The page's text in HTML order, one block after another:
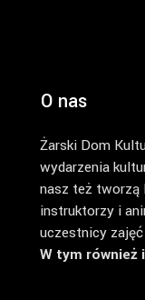
O nas
Żarski Dom
wydarzenia
nasz też tworzą
instruktorzy i
uczestnicy
W tym również